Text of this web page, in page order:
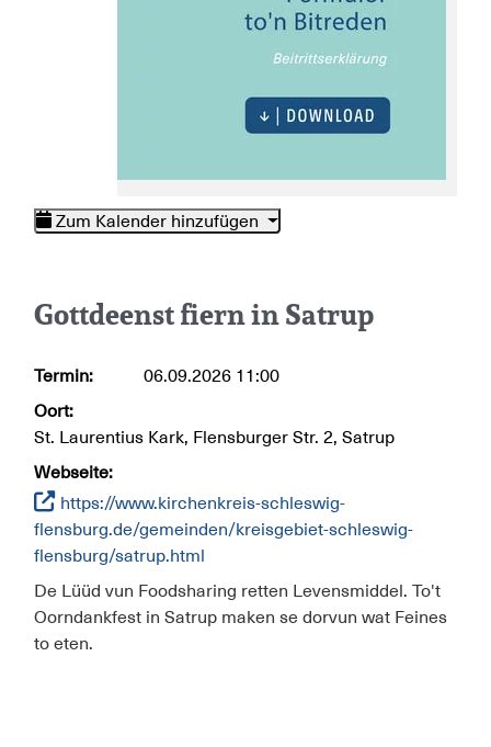
Zum Kalender hinzufügen
Gottdeenst fiern in Satrup
Termin: 06.09.2026 11:00
Oort:
St. Laurentius Kark, Flensburger Str. 2, Satrup
Webseite:
https://www.kirchenkreis-schleswig-
flensburg.de/gemeinden/kreisgebiet-schleswig-
flensburg/satrup.html
De Lüüd vun Foodsharing retten Levensmiddel. To't
Oorndankfest in Satrup maken se dorvun wat Feines
to eten.